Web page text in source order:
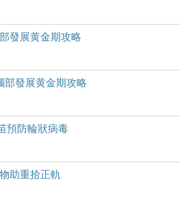
發展黄金期攻略
部發展黄金期攻略
預防輪狀病毒
助重拾正軌